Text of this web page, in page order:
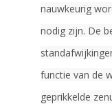
nauwkeurig
nodig zijn. De
functie van de
geprikkelde